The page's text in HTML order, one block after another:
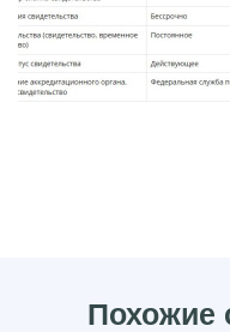
Похожие